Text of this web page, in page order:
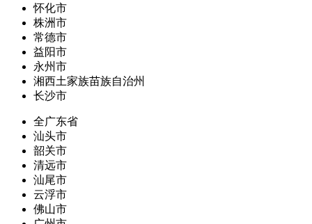
怀化市
株洲市
常德市
益阳市
永州市
湘西土家族苗族自治州
长沙市
全广东省
汕头市
韶关市
清远市
汕尾市
云浮市
佛山市